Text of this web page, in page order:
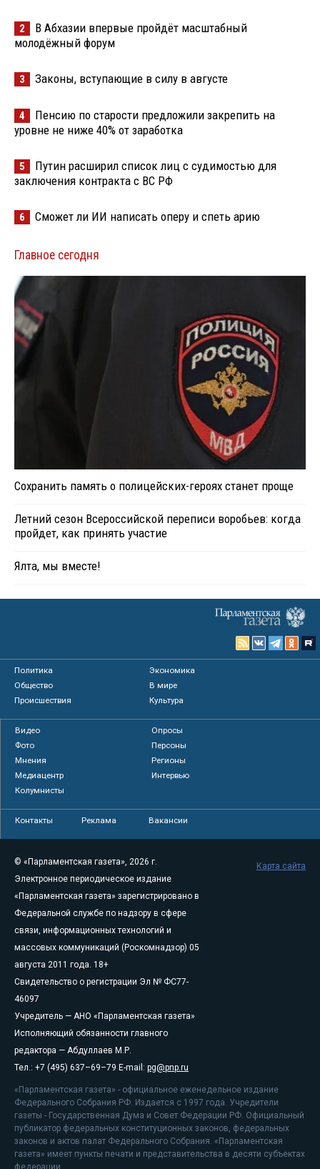
2
В Абхазии впервые пройдёт масштабный
молодёжный форум
3 Законы, вступающие в силу в августе
4
Пенсию по старости предложили закрепить на
уровне не ниже 40% от заработка
5
Путин расширил список лиц с судимостью для
заключения контракта с ВС РФ
6 Сможет ли ИИ написать оперу и спеть арию
Главное сегодня
Сохранить память о полицейских-героях станет проще
Летний сезон Всероссийской переписи воробьев: когда
пройдет, как принять участие
Ялта, мы вместе!
Политика
Экономика
Общество
В мире
Происшествия
Культура
Видео
Опросы
Фото
Персоны
Мнения
Регионы
Медиацентр
Интервью
Колумнисты
Контакты Реклама Вакансии
© «Парламентская газета», 2026 г.
Электронное периодическое издание
«Парламентская газета» зарегистрировано в
Федеральной службе по надзору в сфере
связи, информационных технологий и
массовых коммуникаций (Роскомнадзор) 05
августа 2011 года. 18+
Свидетельство о регистрации Эл № ФС77-
46097
Учредитель — АНО «Парламентская газета»
Исполняющий обязанности главного
редактора — Абдуллаев М.Р.
Тел.: +7 (495) 637–69–79 E-mail: pg@pnp.ru
«Парламентская газета» - официальное еженедельное издание
Федерального Собрания РФ. Издается с 1997 года. Учредители
газеты - Государственная Дума и Совет Федерации РФ. Официальный
публикатор федеральных конституционных законов, федеральных
законов и актов палат Федерального Собрания. «Парламентская
газета» имеет пункты печати и представительства в десяти субъектах
федерации.
Карта сайта